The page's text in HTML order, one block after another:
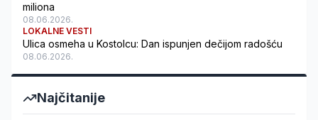
miliona
08.06.2026.
LOKALNE VESTI
Ulica osmeha u Kostolcu: Dan ispunjen dečijom radošću
08.06.2026.
Najčitanije